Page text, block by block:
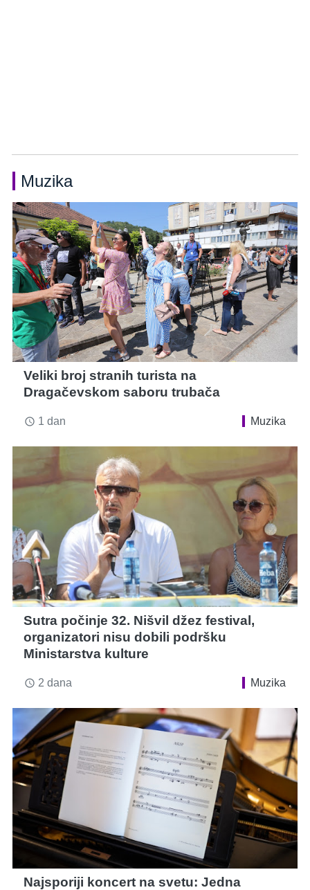
Muzika
Veliki broj stranih turista na
Dragačevskom saboru trubača
access_time 1 dan Muzika
Sutra počinje 32. Nišvil džez festival,
organizatori nisu dobili podršku
Ministarstva kulture
access_time 2 dana Muzika
Najsporiji koncert na svetu: Jedna